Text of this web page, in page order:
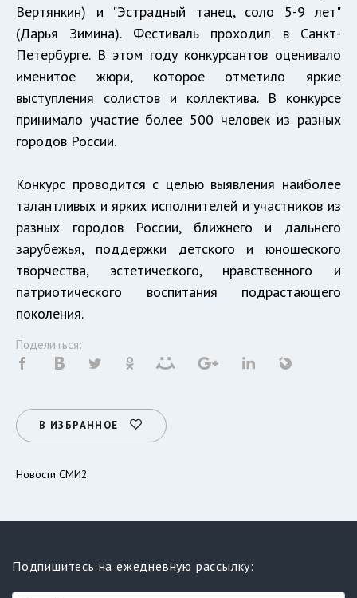
Вертянкин) и "Эстрадный танец, соло 5-9 лет"
(Дарья Зимина). Фестиваль проходил в Санкт-
Петербурге. В этом году конкурсантов оценивало
именитое жюри, которое отметило яркие
выступления солистов и коллектива. В конкурсе
принимало участие более 500 человек из разных
городов России.
Конкурс проводится с целью выявления наиболее
талантливых и ярких исполнителей и участников из
разных городов России, ближнего и дальнего
зарубежья, поддержки детского и юношеского
творчества, эстетического, нравственного и
патриотического воспитания подрастающего
поколения.
Поделиться:
В ИЗБРАННОЕ
Новости СМИ2
Подпишитесь на ежедневную рассылку: